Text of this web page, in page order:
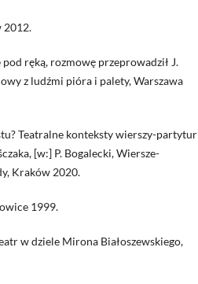
2012.
pod ręką, rozmowę przeprowadził J.
z ludźmi pióra i palety, Warszawa
Teatralne konteksty wierszy-partytur
[w:] P. Bogalecki, Wiersze-
Kraków 2020.
1999.
w dziele Mirona Białoszewskiego,